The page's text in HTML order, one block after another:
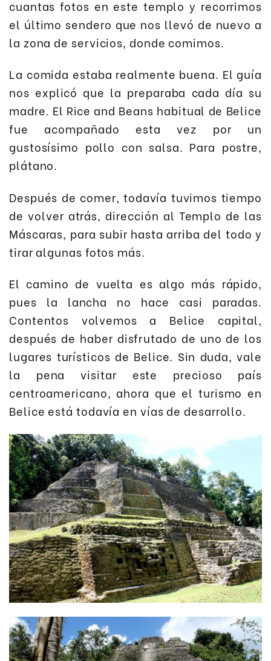
cuantas fotos en este templo y recorrimos
el último sendero que nos llevó de nuevo a
la zona de servicios, donde comimos.
La comida estaba realmente buena. El guía
nos explicó que la preparaba cada día su
madre. El Rice and Beans habitual de Belice
fue acompañado esta vez por un
gustosísimo pollo con salsa. Para postre,
plátano.
Después de comer, todavía tuvimos tiempo
de volver atrás, dirección al Templo de las
Máscaras, para subir hasta arriba del todo y
tirar algunas fotos más.
El camino de vuelta es algo más rápido,
pues la lancha no hace casi paradas.
Contentos volvemos a Belice capital,
después de haber disfrutado de uno de los
lugares turísticos de Belice. Sin duda, vale
la pena visitar este precioso país
centroamericano, ahora que el turismo en
Belice está todavía en vías de desarrollo.